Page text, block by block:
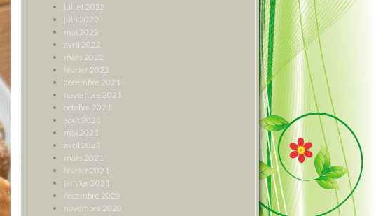
juillet 2022
juin 2022
mai 2022
avril 2022
mars 2022
février 2022
décembre 2021
novembre 2021
octobre 2021
août 2021
mai 2021
avril 2021
mars 2021
février 2021
janvier 2021
décembre 2020
novembre 2020